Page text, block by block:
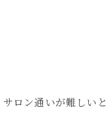
ロン通いが難しい